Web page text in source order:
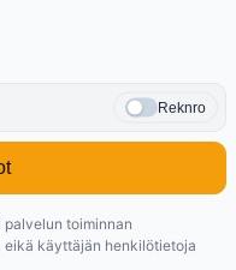
Reknro
toiminnan
eikä käyttäjän henkilötietoja